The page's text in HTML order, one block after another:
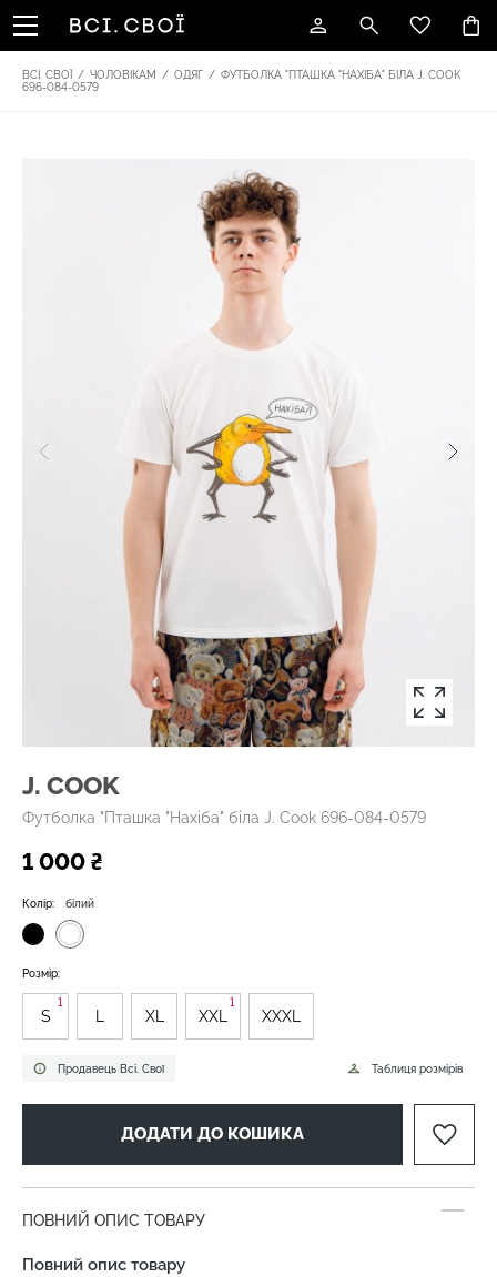
ВСІ. СВОЇ / ЧОЛОВІКАМ / ОДЯГ / ФУТБОЛКА "ПТАШКА "НАХІБА" БІЛА J. COOK
696-084-0579
J. COOK
Футболка "Пташка "Нахіба" біла J. Cook 696-084-0579
1 000 ₴
Продавець Всі. Свої
Колір: білий
Таблиця розмірів
Розмір:
S
1
L XL XXL
1
XXXL
ДОДАТИ ДО КОШИКА
ПОВНИЙ ОПИС ТОВАРУ
Повний опис товару